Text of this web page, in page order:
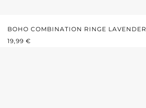
BOHO COMBINATION RINGE LAVENDER
REGULÄRER PREIS:
19,99 €